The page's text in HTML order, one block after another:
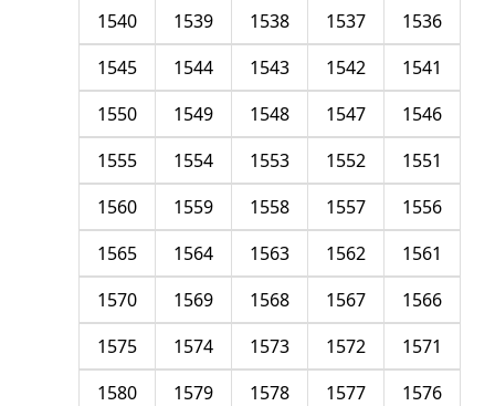
1536
1537
1538
1539
1540
1541
1542
1543
1544
1545
1546
1547
1548
1549
1550
1551
1552
1553
1554
1555
1556
1557
1558
1559
1560
1561
1562
1563
1564
1565
1566
1567
1568
1569
1570
1571
1572
1573
1574
1575
1576
1577
1578
1579
1580